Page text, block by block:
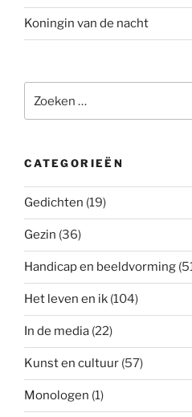
Koningin van de nacht
naar:
CATEGORIEËN
Gedichten (19)
Gezin (36)
Handicap en beeldvorming
Het leven en ik (104)
In de media (22)
Kunst en cultuur (57)
Monologen (1)